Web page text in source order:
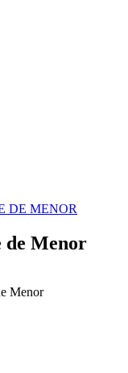
DE MENOR
de Menor
Menor